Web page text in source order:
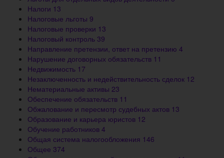
Налоги 13
Налоговые льготы 9
Налоговые проверки 13
Налоговый контроль 39
Направление претензии, ответ на претензию 4
Нарушение договорных обязательств 11
Недвижимость 17
Незаключенность и недействительность сделок 12
Нематериальные активы 23
Обеспечение обязательств 11
Обжалование и пересмотр судебных актов 13
Образование и карьера юристов 12
Обучение работников 4
Общая система налогообложения 146
Общее 374